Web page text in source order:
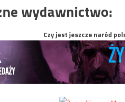
wydawnictwo:
Czy jest jeszcze naród